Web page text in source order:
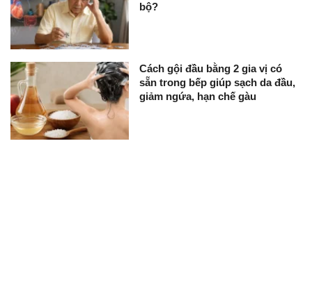
bộ?
Cách gội đầu bằng 2 gia vị có
sẵn trong bếp giúp sạch da đầu,
giảm ngứa, hạn chế gàu